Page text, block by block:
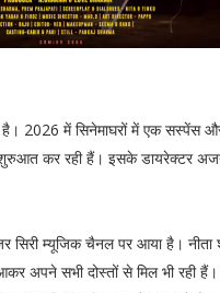
है। 2026 में सिनेमाघरों में एक
शुरुआत कर रही हैं। इसके डायरेक्टर
सिरी म्यूजिक चैनल पर आया है।
अपने सभी दोस्तों से मिल भी